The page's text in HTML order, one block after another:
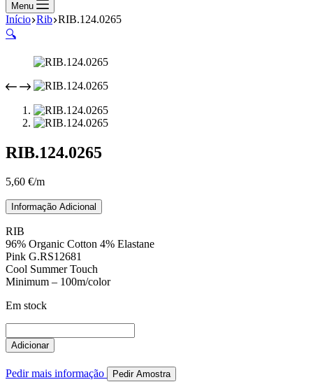
Menu
Início Rib RIB.124.0265
🔍
RIB.124.0265
5,60 €/m
Informação Adicional
RIB
96% Organic Cotton 4% Elastane
Pink G.RS12681
Cool Summer Touch
Minimum – 100m/color
Em stock
de
RIB.124.0265
Adicionar
Pedir mais informação Pedir Amostra